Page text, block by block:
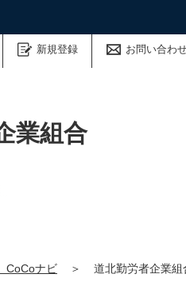
新規登録 お問い合わ
業組合
CoCoナビ ＞ 道北勤労者企業組